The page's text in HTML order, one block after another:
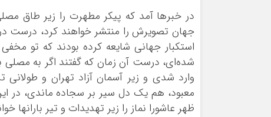
در خبرها آمد که پیکر مطهرت را زیر طاق
جهان تصویرش را منتشر خواهند کرد، درست
استکبار جهانی شایعه کرده بودند که تو
شده‌ای، درست آن زمان که گفتند اگر به مصلی
وارد شدی و زیر آسمان آزاد تهران و طولانی
معبود، هم یک دل سیر بر سجاده ماندی، در
ظهر عاشورا نماز را زیر تهدیدات و تیر بارانها